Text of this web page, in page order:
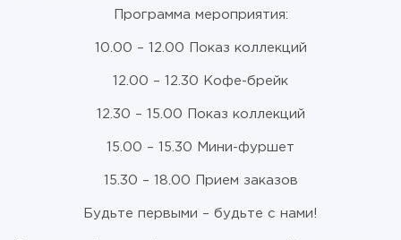
Программа мероприятия:
10.00 – 12.00 Показ коллекций
12.00 – 12.30 Кофе-брейк
12.30 – 15.00 Показ коллекций
15.00 – 15.30 Мини-фуршет
15.30 – 18.00 Прием заказов
Будьте первыми – будьте с нами!